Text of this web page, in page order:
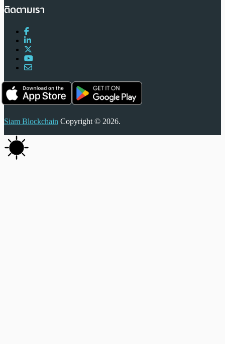
ติดตามเรา
Siam Blockchain Copyright © 2026.